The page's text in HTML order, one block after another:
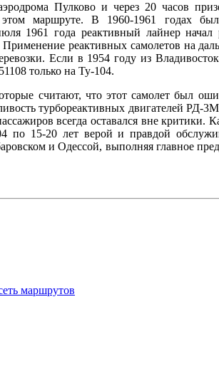
Пулково и через 20 часов
этом маршруте. В 1960-1961 годах
1961 года реактивный лайнер начал
реактивных самолетов на
Если в 1954 году из
только на Ту-104.
считают, что этот самолет был
турбореактивных двигателей РД-
всегда оставался вне критики.
по 15-20 лет верой и правдой
и Одессой, выполняя главное
маршрутов